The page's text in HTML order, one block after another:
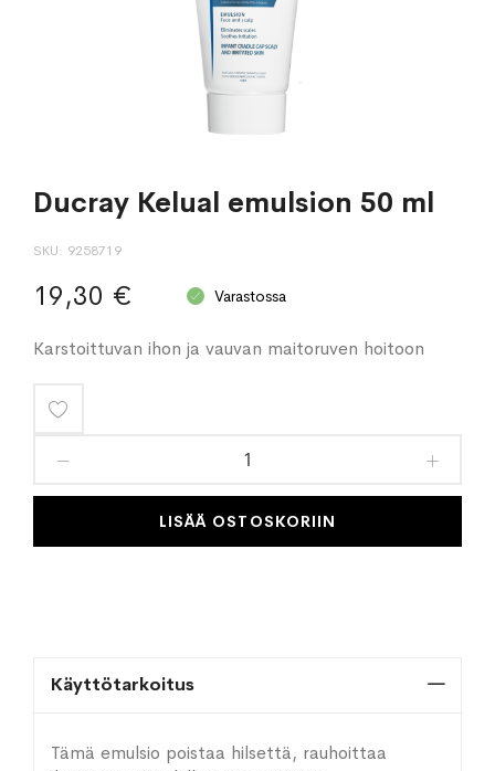
Ducray Kelual emulsion 50 ml
SKU 9258719
19,30 € Varastossa
Karstoittuvan ihon ja vauvan maitoruven hoitoon
toivelistaan
LISÄÄ OSTOSKORIIN
Käyttötarkoitus
Tämä emulsio poistaa hilsettä, rauhoittaa